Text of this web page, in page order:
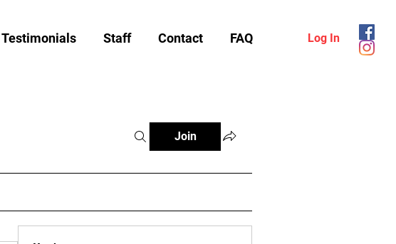
Testimonials Staff Contact FAQ Log In
Join